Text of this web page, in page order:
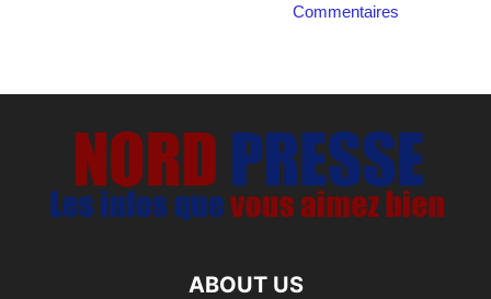
Commentaires
ABOUT US